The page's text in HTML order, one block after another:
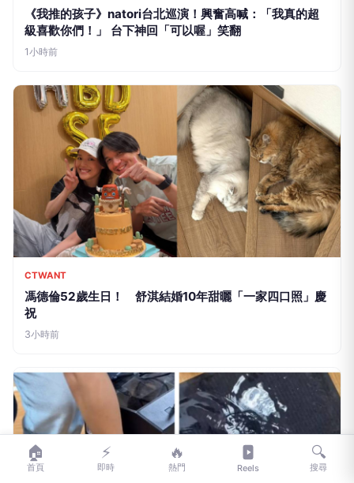
《我推的孩子》natori台北巡演！興奮高喊：「我真的超
級喜歡你們！」 台下神回「可以喔」笑翻
1小時前
CTWANT
馮德倫52歲生日！ 舒淇結婚10年甜曬「一家四口照」慶
祝
3小時前
🏠
首頁
⚡
即時
🔥
熱門 Reels
🔍
搜尋